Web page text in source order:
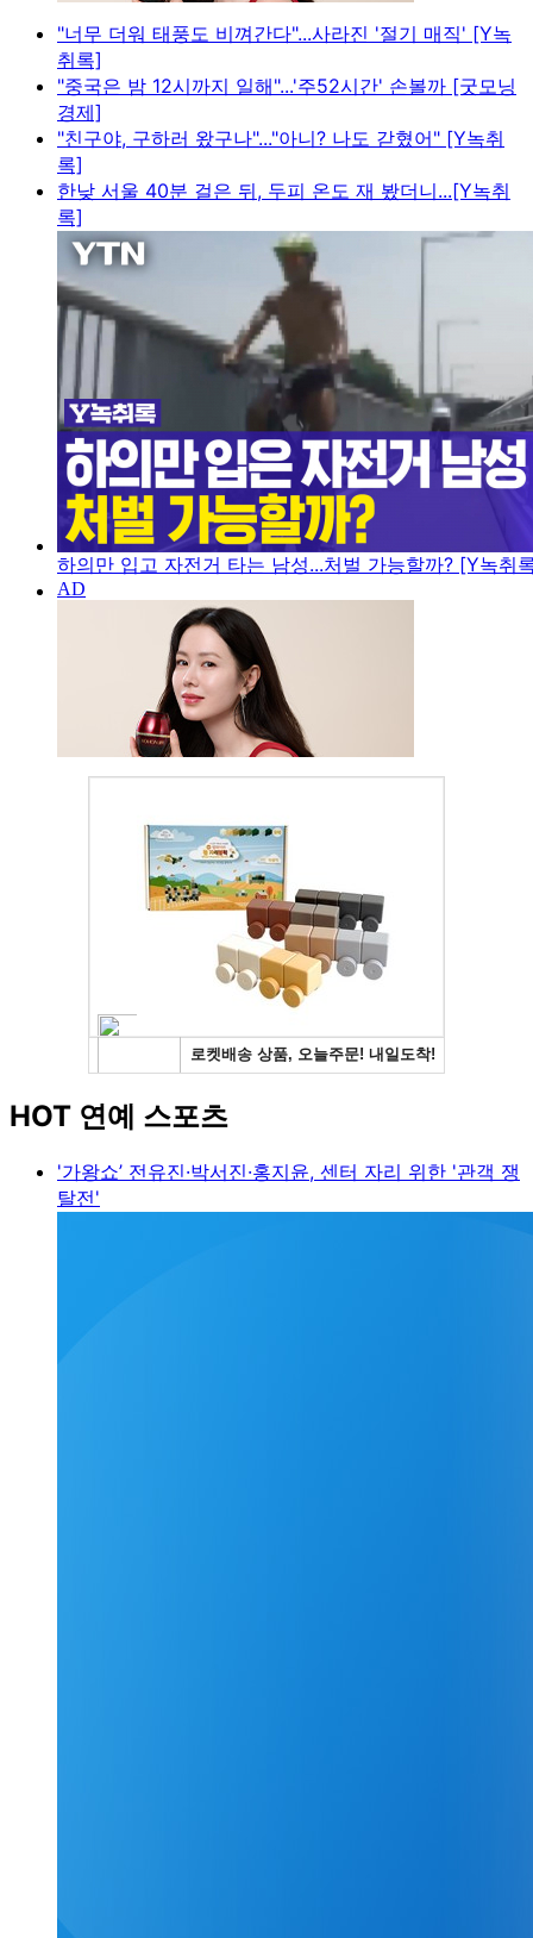
"너무 더워 태풍도 비껴간다"...사라진 '절기 매직' [Y녹
취록]
"중국은 밤 12시까지 일해"...'주52시간' 손볼까 [굿모닝
경제]
"친구야, 구하러 왔구나"..."아니? 나도 갇혔어" [Y녹취
록]
한낮 서울 40분 걸은 뒤, 두피 온도 재 봤더니...[Y녹취
록]
하의만 입고 자전거 타는 남성...처벌 가능할까? [Y녹취
HOT 연예 스포츠
'가왕쇼’ 전유진·박서진·홍지윤, 센터 자리 위한 '관객 쟁
탈전'